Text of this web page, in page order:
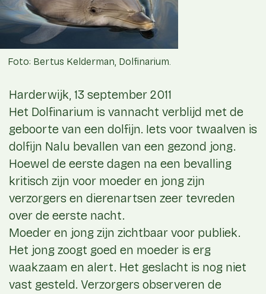
Foto: Bertus Kelderman, Dolfinarium.
Harderwijk, 13 september 2011
Het Dolfinarium is vannacht verblijd met de
geboorte van een dolfijn. Iets voor twaalven is
dolfijn Nalu bevallen van een gezond jong.
Hoewel de eerste dagen na een bevalling
kritisch zijn voor moeder en jong zijn
verzorgers en dierenartsen zeer tevreden
over de eerste nacht.
Moeder en jong zijn zichtbaar voor publiek.
Het jong zoogt goed en moeder is erg
waakzaam en alert. Het geslacht is nog niet
vast gesteld. Verzorgers observeren de